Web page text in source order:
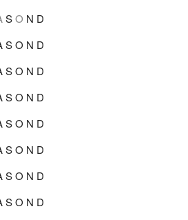
SO N D
SO N D
SO N D
SO N D
SO N D
SO N D
SO N D
SO N D